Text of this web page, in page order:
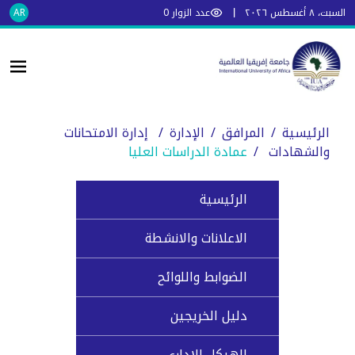
السبت، ٨ أغسطس ٢٠٢٦ عدد الزوار 0
AR
الرئيسية / المرافق / الإدارة / إدارة الامتحانات
والشهادات / عمادة الدراسات العليا
الرئيسية
الاعلانات والانشطة
الضوابط واللوائح
دليل الخريجين